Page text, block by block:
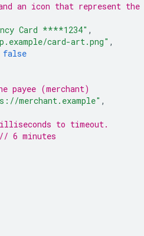
an icon that represent the
Card ****1234" ,
card-art.png" ,
false
(merchant)
merchant.example" ,
to timeout.
// 6 minutes